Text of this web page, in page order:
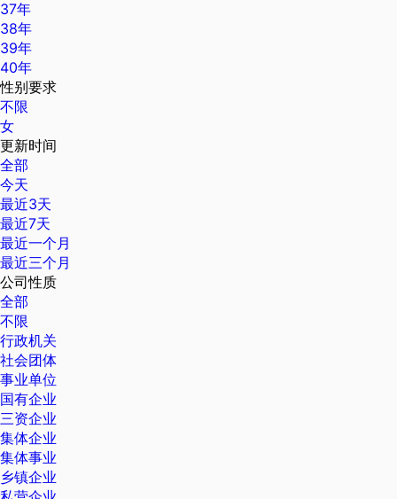
37年
38年
39年
40年
性别要求
不限
女
更新时间
全部
今天
最近3天
最近7天
最近一个月
最近三个月
公司性质
全部
不限
行政机关
社会团体
事业单位
国有企业
三资企业
集体企业
集体事业
乡镇企业